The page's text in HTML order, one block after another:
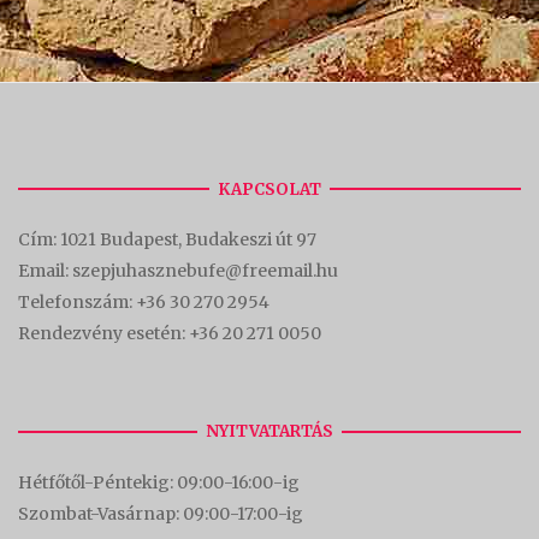
KAPCSOLAT
Cím: 1021 Budapest, Budakeszi út 97
Email: szepjuhasznebufe@freemail.hu
Telefonszám: +36 30 270 2954
Rendezvény esetén: +36 20 271 0050
NYITVATARTÁS
Hétfőtől-Péntekig: 09:00-16:00-ig
Szombat-Vasárnap: 09:00-17:00-ig